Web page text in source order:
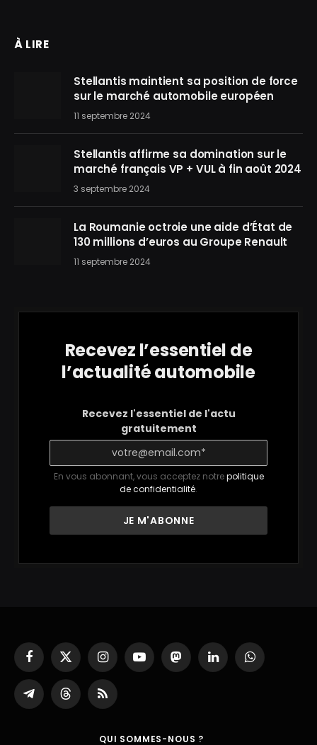
À LIRE
Stellantis maintient sa position de force
sur le marché automobile européen
11 septembre 2024
Stellantis affirme sa domination sur le
marché français VP + VUL à fin août 2024
3 septembre 2024
La Roumanie octroie une aide d’État de
130 millions d’euros au Groupe Renault
11 septembre 2024
Recevez l’essentiel de
l’actualité automobile
Recevez l'essentiel de l'actu
gratuitement
En vous abonnant, vous acceptez notrepolitique
de confidentialité.
Facebook
X
(Twitter)
InstagramYouTubeMastodonLinkedInWhatsApp
Partager
sur
ThreadsRSS
QUI SOMMES-NOUS ?